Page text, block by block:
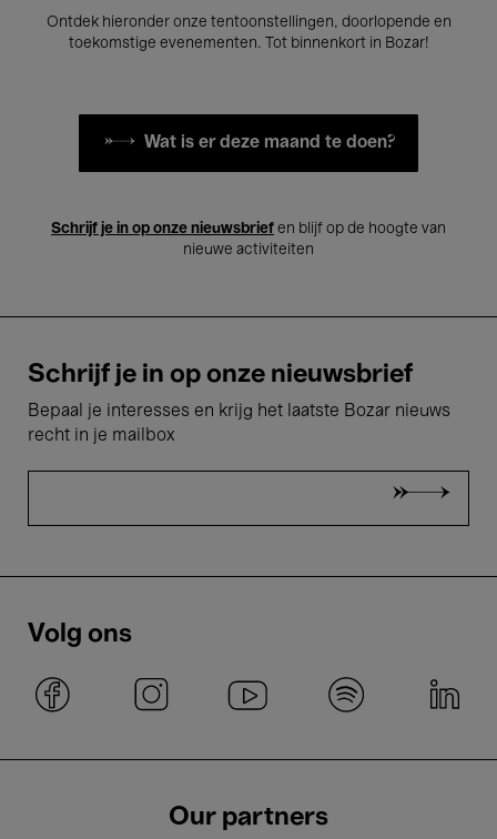
Ontdek hieronder onze tentoonstellingen, doorlopende en
toekomstige evenementen. Tot binnenkort in Bozar!
Wat is er deze maand te doen?
Schrijf je in op onze nieuwsbrief en blijf op de hoogte van
nieuwe activiteiten
Schrijf je in op onze nieuwsbrief
Bepaal je interesses en krijg het laatste Bozar nieuws
recht in je mailbox
Volg ons
Our partners